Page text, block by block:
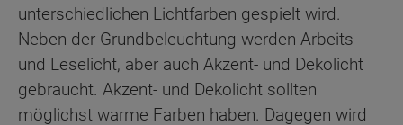
unterschiedlichen Lichtfarben gespielt wird.
Neben der Grundbeleuchtung werden Arbeits-
und Leselicht, aber auch Akzent- und Dekolicht
gebraucht. Akzent- und Dekolicht sollten
möglichst warme Farben haben. Dagegen wird